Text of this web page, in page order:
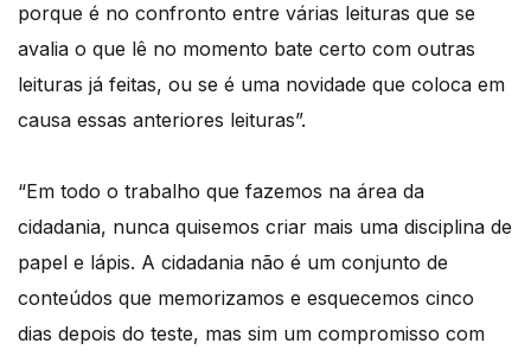
porque é no confronto entre várias leituras que se
avalia o que lê no momento bate certo com outras
leituras já feitas, ou se é uma novidade que coloca em
causa essas anteriores leituras”.
“Em todo o trabalho que fazemos na área da
cidadania, nunca quisemos criar mais uma disciplina de
papel e lápis. A cidadania não é um conjunto de
conteúdos que memorizamos e esquecemos cinco
dias depois do teste, mas sim um compromisso com